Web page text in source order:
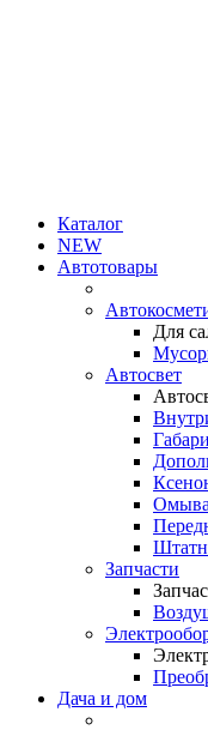
Каталог
NEW
Автотовары
Для
Автосвет
Запчасти
Дача и дом